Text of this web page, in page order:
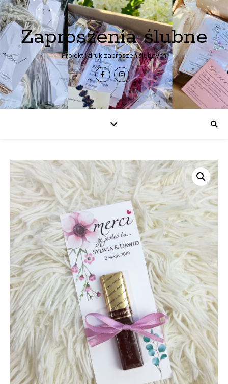
Zaproszenia ślubne
Projekt i druk zaproszeń ślubnych